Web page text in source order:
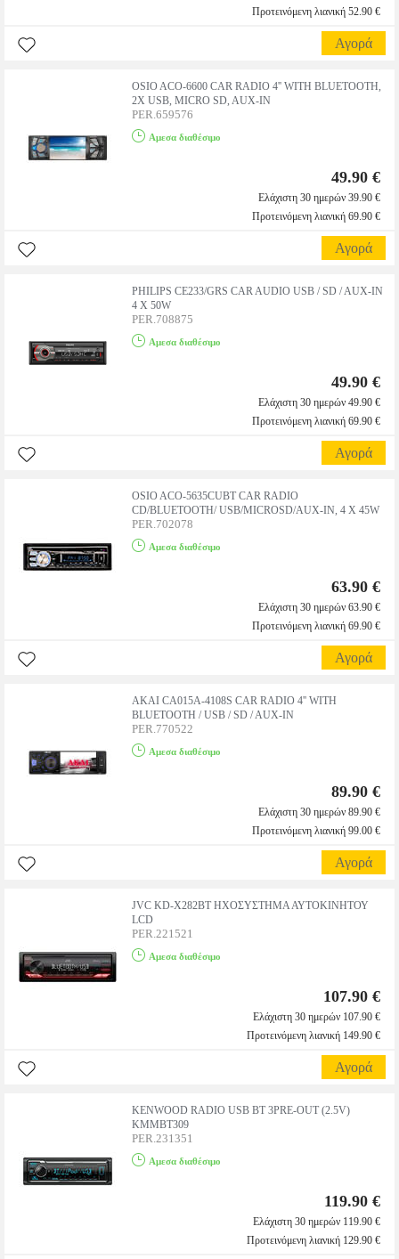
Προτεινόμενη λιανική 52.90 €
Αγορά
OSIO ACO-6600 CAR RADIO 4'' WITH BLUETOOTH,
2X USB, MICRO SD, AUX-IN
PER.659576
Αμεσα διαθέσιμο
49.90 €
Ελάχιστη 30 ημερών 39.90 €
Προτεινόμενη λιανική 69.90 €
Αγορά
PHILIPS CE233/GRS CAR AUDIO USB / SD / AUX-IN
4 X 50W
PER.708875
Αμεσα διαθέσιμο
49.90 €
Ελάχιστη 30 ημερών 49.90 €
Προτεινόμενη λιανική 69.90 €
Αγορά
OSIO ACO-5635CUBT CAR RADIO
CD/BLUETOOTH/ USB/MICROSD/AUX-IN, 4 X 45W
PER.702078
Αμεσα διαθέσιμο
63.90 €
Ελάχιστη 30 ημερών 63.90 €
Προτεινόμενη λιανική 69.90 €
Αγορά
AKAI CA015A-4108S CAR RADIO 4'' WITH
BLUETOOTH / USB / SD / AUX-IN
PER.770522
Αμεσα διαθέσιμο
89.90 €
Ελάχιστη 30 ημερών 89.90 €
Προτεινόμενη λιανική 99.00 €
Αγορά
JVC KD-X282BT ΗΧΟΣΥΣΤΗΜΑ ΑΥΤΟΚΙΝΗΤΟΥ
LCD
PER.221521
Αμεσα διαθέσιμο
107.90 €
Ελάχιστη 30 ημερών 107.90 €
Προτεινόμενη λιανική 149.90 €
Αγορά
KENWOOD RADIO USB BT 3PRE-OUT (2.5V)
KMMBT309
PER.231351
Αμεσα διαθέσιμο
119.90 €
Ελάχιστη 30 ημερών 119.90 €
Προτεινόμενη λιανική 129.90 €